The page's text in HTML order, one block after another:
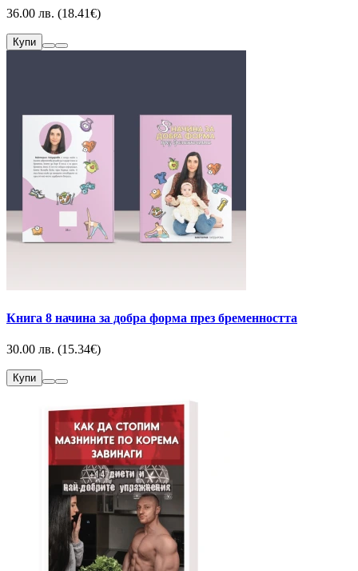
36.00 лв. (18.41€)
Купи
Книга 8 начина за добра форма през бременността
30.00 лв. (15.34€)
Купи